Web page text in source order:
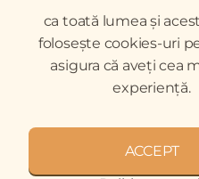
DESCĂRCĂRI
COPYRIGHT © 2026 REVISTELE
DESPRE NOI
ca toată lumea și
folosește cookies-uri
asigura că aveți cea
experiență.
ACCEPT